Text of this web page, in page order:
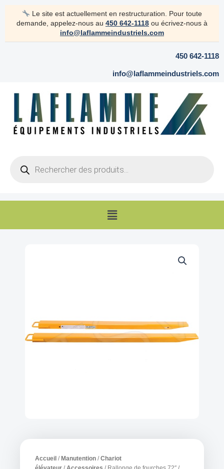
Le site est actuellement en restructuration. Pour toute
demande, appelez-nous au 450 642-1118 ou écrivez-nous à
info@laflammeindustriels.com
450 642-1118
info@laflammeindustriels.com
search
Menu
Accueil / Manutention /Chariot